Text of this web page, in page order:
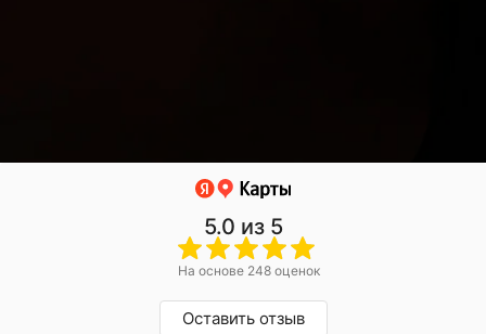
5.0 из 5
На основе 248 оценок
Оставить отзыв